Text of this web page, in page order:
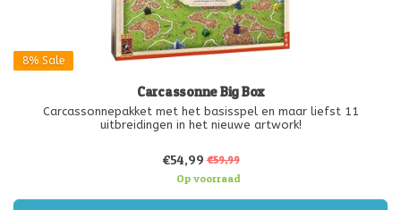
8% Sale
Carcassonne Big Box
Carcassonnepakket met het basisspel en maar liefst 11
uitbreidingen in het nieuwe artwork!
€54,99 €59,99
Op voorraad